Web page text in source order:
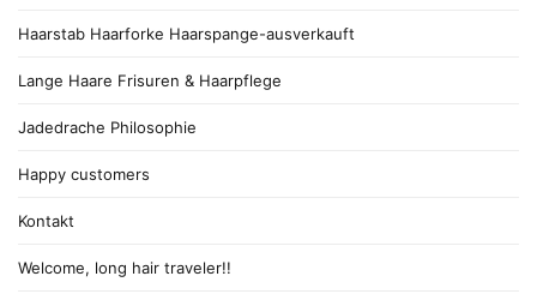
Haarstab Haarforke Haarspange-ausverkauft
Lange Haare Frisuren & Haarpflege
Jadedrache Philosophie
Happy customers
Kontakt
Welcome, long hair traveler!!